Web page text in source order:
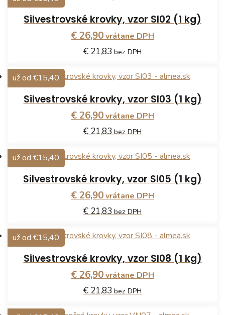
Silvestrovské krovky, vzor SI02 (1 kg)
€ 26,90vrátane DPH
€ 21,83 bez DPH
Silvestrovské krovky, vzor SI03 (1 kg)
€ 26,90vrátane DPH
€ 21,83 bez DPH
už od €15,40
Silvestrovské krovky, vzor SI05 (1 kg)
€ 26,90vrátane DPH
€ 21,83 bez DPH
už od €15,40
Silvestrovské krovky, vzor SI08 (1 kg)
€ 26,90vrátane DPH
€ 21,83 bez DPH
už od €15,40